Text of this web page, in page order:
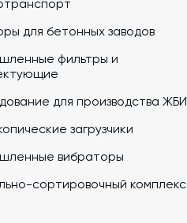
для бетонных заводов
фильтры и
для производства ЖБИ
загрузчики
вибраторы
сортировочный комплекс